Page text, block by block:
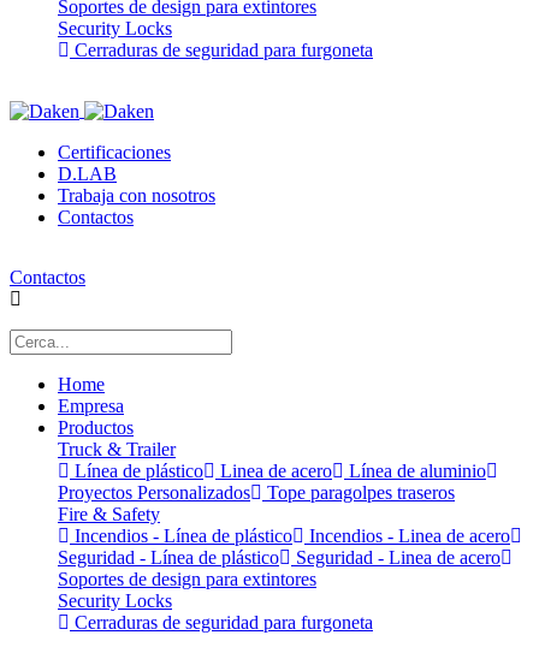
Soportes de design para extintores
Security Locks
Cerraduras de seguridad para furgoneta
Certificaciones
D.LAB
Trabaja con nosotros
Contactos
Contactos
Home
Empresa
Productos
Truck & Trailer
Línea de plástico
Linea de acero
Línea de aluminio
Proyectos Personalizados
Tope paragolpes traseros
Fire & Safety
Incendios - Línea de plástico
Incendios - Linea de acero
Seguridad - Línea de plástico
Seguridad - Linea de acero
Soportes de design para extintores
Security Locks
Cerraduras de seguridad para furgoneta